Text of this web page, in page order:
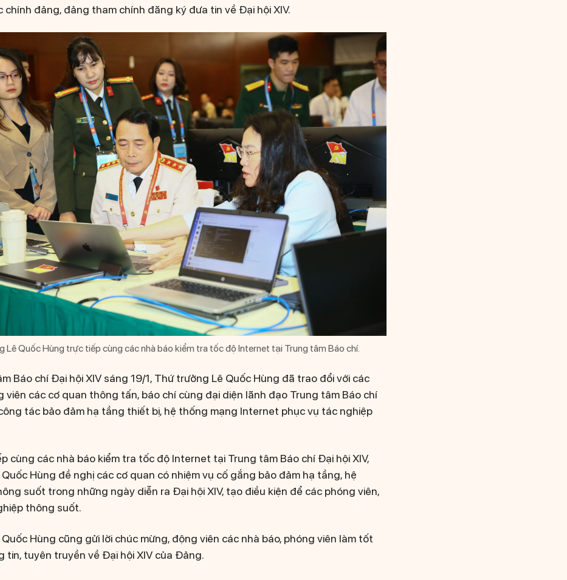
chính đảng, đảng tham chính đăng ký đưa tin về Đại hội XIV.
Lê Quốc Hùng trực tiếp cùng các nhà báo kiểm tra tốc độ Internet tại Trung tâm Báo chí.
Báo chí Đại hội XIV sáng 19/1, Thứ trưởng Lê Quốc Hùng đã trao đổi với các
viên các cơ quan thông tấn, báo chí cùng đại diện lãnh đạo Trung tâm Báo chí
tác bảo đảm hạ tầng thiết bị, hệ thống mạng Internet phục vụ tác nghiệp
cùng các nhà báo kiểm tra tốc độ Internet tại Trung tâm Báo chí Đại hội XIV,
Hùng đề nghị các cơ quan có nhiệm vụ cố gắng bảo đảm hạ tầng, hệ
suốt trong những ngày diễn ra Đại hội XIV, tạo điều kiện để các phóng viên,
thông suốt.
Hùng cũng gửi lời chúc mừng, động viên các nhà báo, phóng viên làm tốt
tin, tuyên truyền về Đại hội XIV của Đảng.